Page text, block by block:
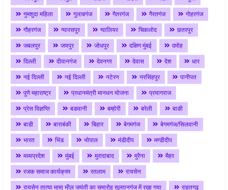
गुमशुदा महिला
गुलाबगंज गैतरगंज गैरतगंज
गोहरगंज
गौहरगंज
ग्यारसपुर ग्वालियर चिकलोद
छतरपुर
जबलपुर
जयपुर जोधपुर दक्षिण मुंबई
दमोह
दिल्ली
दीवानगंज देवनगर देवास देश
धार
नई दिल्ली
नई दिल्ली नटेरन नरसिंहपुर
पानीपत
पुणे महाराष्ट्र
प्रधानमंत्री मानधन योजना
प्रयागराज
प्रेस विज्ञप्ति
बङवानी बम्होरी बरेली
बाङी
बाडी
बाराबंकी बिहार बेगमगंज
बेगमगंज/सिलवानी
भारत
भिंड भोपाल मंडीदीप
मण्डीदीप
मध्यप्रदेश
मुंबई मुरादाबाद मुरैना
मैहर
रजक समाज कार्यक्रम
रतलाम
रायसेन
रायसेन तात्या मामा भील जयंती का समारोह सुल्तानगंज में रखा गया
राहतगढ़